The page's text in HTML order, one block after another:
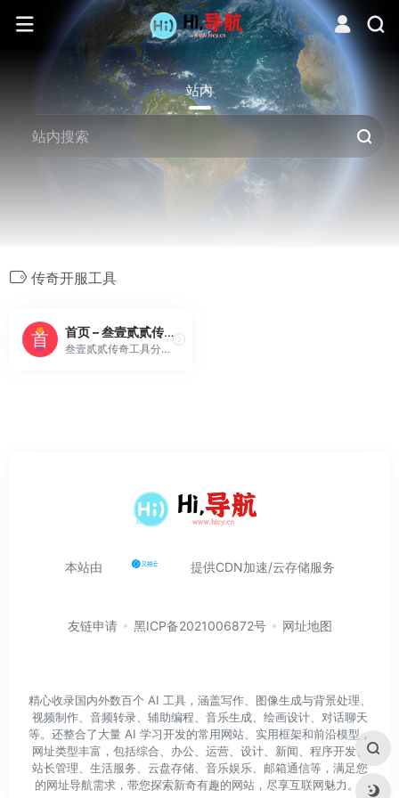
站内
传奇开服工具
首页 – 叁壹贰贰传奇工具分享站
叁壹贰贰传奇工具分享站，一个单纯分享及下载传奇GM工具和传奇相关网址导航的网站。
本站由 提供CDN加速/云存储服务
友链申请 黑ICP备2021006872号 网址地图
精心收录国内外数百个 AI 工具，涵盖写作、图像生成与背景处理、
视频制作、音频转录、辅助编程、音乐生成、绘画设计、对话聊天
等。还整合了大量 AI 学习开发的常用网站、实用框架和前沿模型，
网址类型丰富，包括综合、办公、运营、设计、新闻、程序开发、
站长管理、生活服务、云盘存储、音乐娱乐、邮箱通信等，满足您
的网址导航需求，带您探索新奇有趣的网站，尽享互联网魅力。